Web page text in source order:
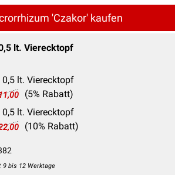
'Czakor' kaufen
lt. Vierecktopf
lt. Vierecktopf
(5% Rabatt)
lt. Vierecktopf
(10% Rabatt)
9 bis 12 Werktage